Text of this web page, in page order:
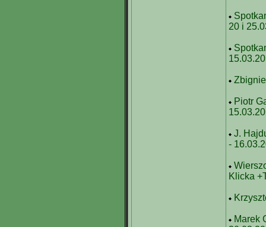
20 i
Piotr
J.
-
Klicka
Marek